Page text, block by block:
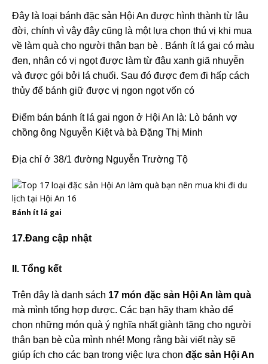
Đây là loại bánh đặc sản Hội An được hình thành từ lâu
đời, chính vì vậy đây cũng là một lựa chọn thú vị khi mua
về làm quà cho người thân bạn bè . Bánh ít lá gai có màu
đen, nhân có vị ngọt được làm từ đậu xanh giã nhuyễn
và được gói bởi lá chuối. Sau đó được đem đi hấp cách
thủy để bánh giữ được vị ngon ngọt vốn có
Điểm bán bánh ít lá gai ngon ở Hội An là: Lò bánh vợ
chồng ông Nguyễn Kiệt và bà Đặng Thị Minh
Địa chỉ ở 38/1 đường Nguyễn Trường Tộ
Bánh ít lá gai
17.Đang cập nhật
II. Tổng kết
Trên đây là danh sách 17 món đặc sản Hội An làm quà
mà mình tổng hợp được. Các bạn hãy tham khảo để
chọn những món quà ý nghĩa nhất giành tặng cho người
thân bạn bè của mình nhé! Mong rằng bài viết này sẽ
giúp ích cho các bạn trong việc lựa chọn đặc sản Hội An